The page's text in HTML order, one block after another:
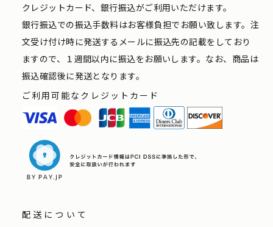
クレジットカード、銀行振込がご利用いただけます。
銀行振込での振込手数料はお客様負担でお願い致します。注
文受け付け時に発送するメールに振込先の記載をしており
ますので、１週間以内に振込をお願いします。なお、商品は
振込確認後に発送となります。
ご利用可能なクレジットカード
配送について